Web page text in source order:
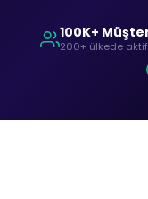
100K+
200+ ülkede aktif